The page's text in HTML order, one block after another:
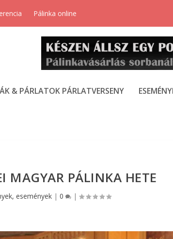
Pálinka online
& PÁRLATOK PÁRLATVERSENY
MAGYAR PÁLINKA HETE
események| 0 |